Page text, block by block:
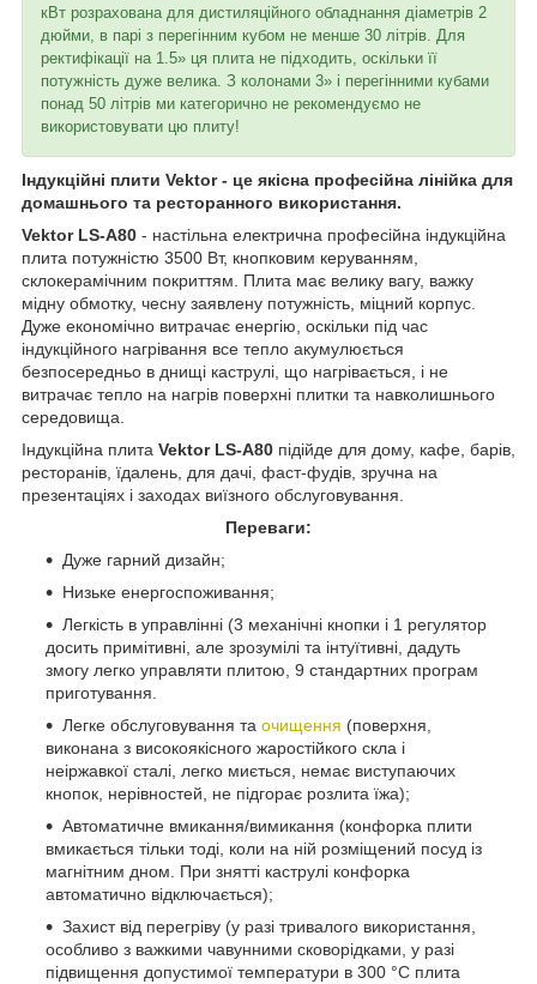
кВт розрахована для дистиляційного обладнання діаметрів 2
дюйми, в парі з перегінним кубом не менше 30 літрів. Для
ректифікації на 1.5» ця плита не підходить, оскільки її
потужність дуже велика. З колонами 3» і перегінними кубами
понад 50 літрів ми категорично не рекомендуємо не
використовувати цю плиту!
Індукційні плити Vektor - це якісна професійна лінійка для
домашнього та ресторанного використання.
Vektor LS-A80 - настільна електрична професійна індукційна
плита потужністю 3500 Вт, кнопковим керуванням,
склокерамічним покриттям. Плита має велику вагу, важку
мідну обмотку, чесну заявлену потужність, міцний корпус.
Дуже економічно витрачає енергію, оскільки під час
індукційного нагрівання все тепло акумулюється
безпосередньо в днищі каструлі, що нагрівається, і не
витрачає тепло на нагрів поверхні плитки та навколишнього
середовища.
Індукційна плита Vektor LS-A80 підійде для дому, кафе, барів,
ресторанів, їдалень, для дачі, фаст-фудів, зручна на
презентаціях і заходах виїзного обслуговування.
Переваги:
Дуже гарний дизайн;
Низьке енергоспоживання;
Легкість в управлінні (3 механічні кнопки і 1 регулятор
досить примітивні, але зрозумілі та інтуїтивні, дадуть
змогу легко управляти плитою, 9 стандартних програм
приготування.
Легке обслуговування та очищення (поверхня,
виконана з високоякісного жаростійкого скла і
неіржавкої сталі, легко миється, немає виступаючих
кнопок, нерівностей, не підгорає розлита їжа);
Автоматичне вмикання/вимикання (конфорка плити
вмикається тільки тоді, коли на ній розміщений посуд із
магнітним дном. При знятті каструлі конфорка
автоматично відключається);
Захист від перегріву (у разі тривалого використання,
особливо з важкими чавунними сковорідками, у разі
підвищення допустимої температури в 300 °С плита